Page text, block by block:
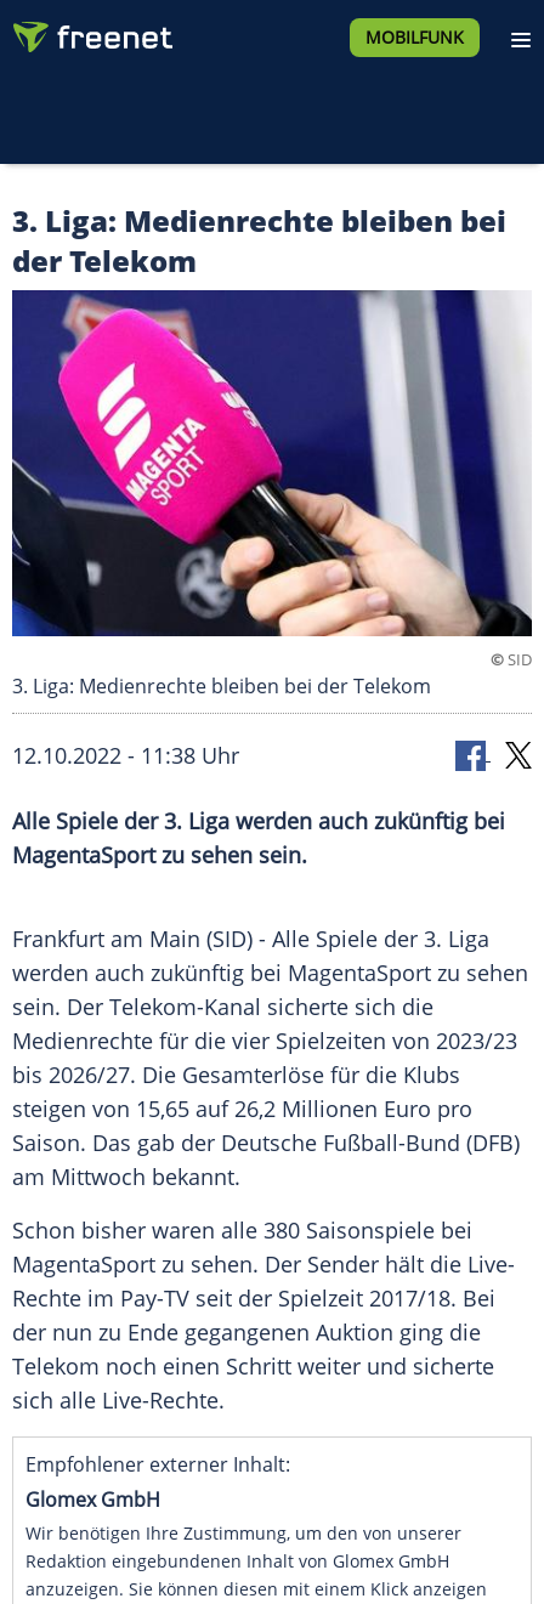
MOBILFUNK
3. Liga: Medienrechte bleiben bei
der Telekom
©SID
3. Liga: Medienrechte bleiben bei der Telekom
12.10.2022 - 11:38 Uhr
Alle Spiele der 3. Liga werden auch zukünftig bei
MagentaSport zu sehen sein.
Frankfurt am Main (SID) - Alle Spiele der 3. Liga
werden auch zukünftig bei MagentaSport zu sehen
sein. Der Telekom-Kanal sicherte sich die
Medienrechte für die vier Spielzeiten von 2023/23
bis 2026/27. Die Gesamterlöse für die Klubs
steigen von 15,65 auf 26,2 Millionen Euro pro
Saison. Das gab der Deutsche Fußball-Bund (DFB)
am Mittwoch bekannt.
Schon bisher waren alle 380 Saisonspiele bei
MagentaSport zu sehen. Der Sender hält die Live-
Rechte im Pay-TV seit der Spielzeit 2017/18. Bei
der nun zu Ende gegangenen Auktion ging die
Telekom noch einen Schritt weiter und sicherte
sich alle Live-Rechte.
Empfohlener externer Inhalt:
Glomex GmbH
Wir benötigen Ihre Zustimmung, um den von unserer
Redaktion eingebundenen Inhalt von Glomex GmbH
anzuzeigen. Sie können diesen mit einem Klick anzeigen